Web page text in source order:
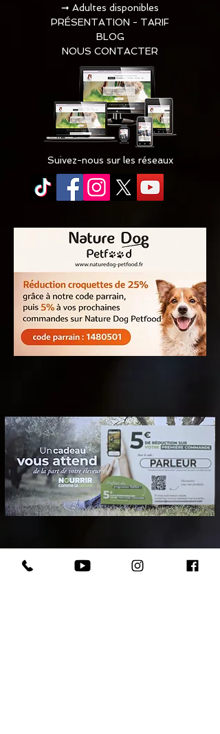
➞ Adultes disponibles
PRÉSENTATION - TARIF
BLOG
NOUS CONTACTER
Suivez-nous sur les réseaux
Votre chiot assuré 2 mois